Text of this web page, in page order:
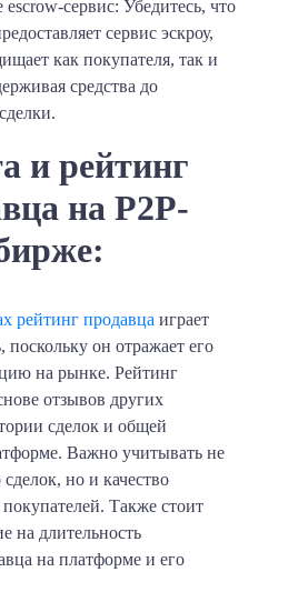
escrow-сервис: Убедитесь, что
сервис эскроу,
как покупателя, так и
средства до
и рейтинг
на P2P-
рейтинг продавца играет
поскольку он отражает его
на рынке. Рейтинг
отзывов других
сделок и общей
Важно учитывать не
сделок, но и качество
Также стоит
на длительность
на платформе и его